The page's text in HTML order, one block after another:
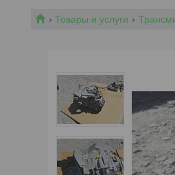
Товары и услуги